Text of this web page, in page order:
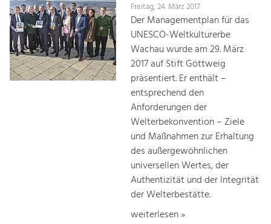
Freitag, 24. März 2017
Der Managementplan für das
UNESCO-Weltkulturerbe
Wachau wurde am 29. März
2017 auf Stift Göttweig
präsentiert. Er enthält –
entsprechend den
Anforderungen der
Welterbekonvention – Ziele
und Maßnahmen zur Erhaltung
des außergewöhnlichen
universellen Wertes, der
Authentizität und der Integrität
der Welterbestätte.
weiterlesen »